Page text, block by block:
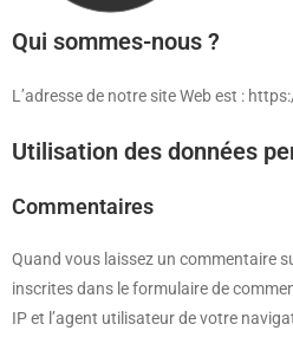
Qui sommes-nous ?
L’adresse de notre site Web est :
Utilisation des données
Commentaires
Quand vous laissez un commentaire
inscrites dans le formulaire de
IP et l’agent utilisateur de votre